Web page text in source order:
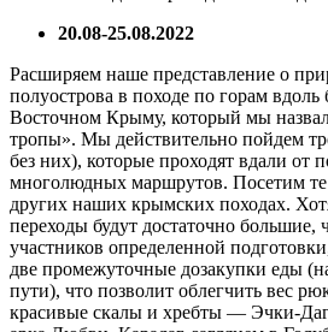
20.08-25.08.2022
Расширяем наше представление о
полуострова в походе по горам вдоль
Восточном Крыму, который мы
тропы». Мы действительно пойдем
без них), которые проходят вдали от
многолюдных маршрутов. Посетим те
других наших крымских походах.
переходы будут достаточно большие,
участников определенной
две промежуточные дозакупки еды
пути), что позволит облегчить вес
красивые скалы и хребты — Эчки-